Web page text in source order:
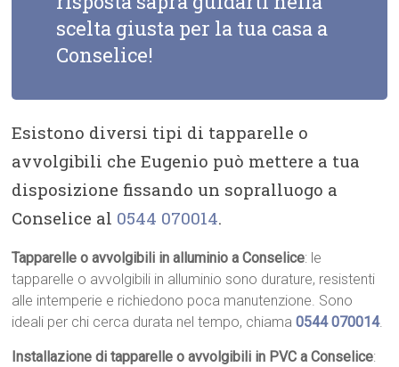
scelta giusta per la tua casa a
Conselice!
Esistono diversi tipi di tapparelle o
avvolgibili che Eugenio può mettere a tua
disposizione fissando un sopralluogo a
Conselice al 0544 070014.
Tapparelle o avvolgibili in alluminio a Conselice: le
tapparelle o avvolgibili in alluminio sono durature, resistenti
alle intemperie e richiedono poca manutenzione. Sono
ideali per chi cerca durata nel tempo, chiama0544 070014.
Installazione di tapparelle o avvolgibili in PVC a Conselice: